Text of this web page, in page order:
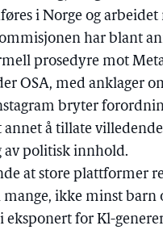
i Norge og arbeidet
har blant
prosedyre mot
OSA, med anklager
bryter
å tillate villedende
av politisk innhold.
at store plattformer
mange, ikke minst barn
eksponert for Kl-